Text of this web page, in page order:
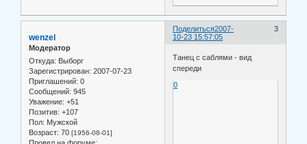
Поделиться 3
2007-
10-23 15:57:05
wenzel
Модератор
Откуда: Выборг
Зарегистрирован: 2007-07-23
Приглашений: 0
Сообщений: 945
Уважение: +51
Позитив: +107
Пол: Мужской
Возраст: 70 [1956-08-01]
Танец с саблями - вид
спереди
0